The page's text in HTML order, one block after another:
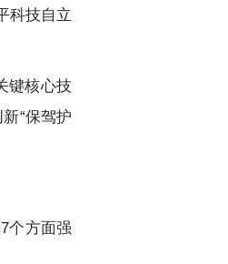
科技自立
键核心技
“保驾护
个方面强